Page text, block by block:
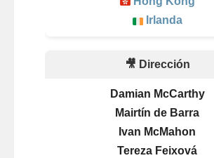
Irlanda
🎥 Dirección
Damian McCarthy
Mairtín de Barra
Ivan McMahon
Tereza Feixová